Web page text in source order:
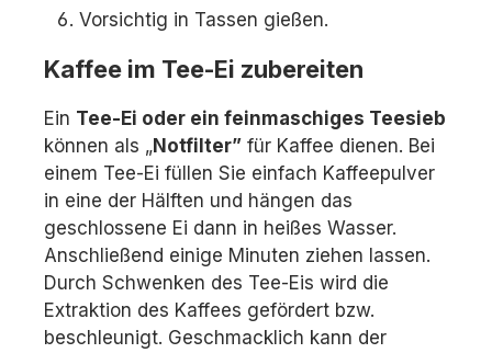
Vorsichtig in Tassen gießen.
Kaffee im Tee-Ei zubereiten
Ein Tee-Ei oder ein feinmaschiges Teesieb
können als „Notfilter” für Kaffee dienen. Bei
einem Tee-Ei füllen Sie einfach Kaffeepulver
in eine der Hälften und hängen das
geschlossene Ei dann in heißes Wasser.
Anschließend einige Minuten ziehen lassen.
Durch Schwenken des Tee-Eis wird die
Extraktion des Kaffees gefördert bzw.
beschleunigt. Geschmacklich kann der